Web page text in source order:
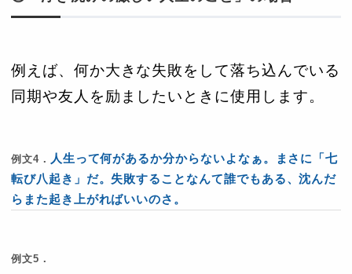
例えば、何か大きな失敗をして落ち込んでいる
同期や友人を励ましたいときに使用します。
例文4． 人生って何があるか分からないよなぁ。まさに「七
転び八起き」だ。失敗することなんて誰でもある、沈んだ
らまた起き上がればいいのさ。
例文5．